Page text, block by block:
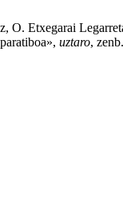
O. Etxegarai
uztaro,